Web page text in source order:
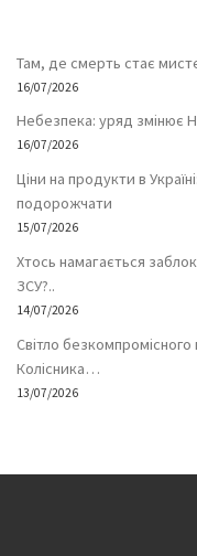
Там, де смерть стає
16/07/2026
Небезпека: уряд змінює
16/07/2026
Ціни на продукти в
подорожчати
15/07/2026
Хтось намагається
ЗСУ?..
14/07/2026
Світло безкомпромісного
Колісника…
13/07/2026